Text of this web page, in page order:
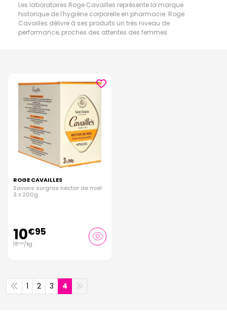
Les laboratoires Roge Cavailles représente la marque
historique de l'hygiène corporelle en pharmacie. Roge
Cavailles délivre à ses produits un très niveau de
performance, proches des attentes des femmes.
ROGE CAVAILLES
Savons surgras nectar de miel
3 x 200g
10€95
18€25/kg
1 2 3 4